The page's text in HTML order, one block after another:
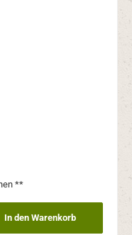
**
oder benutze die Schaltflächen
In den Warenkorb